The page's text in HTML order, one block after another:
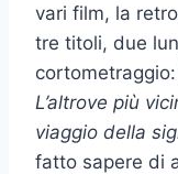
vari film, la
tre titoli, due
cortometraggio:
L’altrove più
viaggio della
fatto sapere di